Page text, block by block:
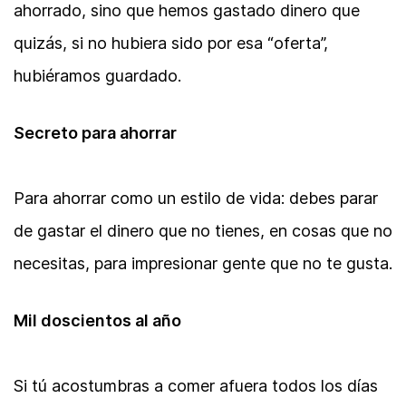
ahorrado, sino que hemos gastado dinero que
quizás, si no hubiera sido por esa “oferta”,
hubiéramos guardado.
Secreto para ahorrar
Para ahorrar como un estilo de vida: debes parar
de gastar el dinero que no tienes, en cosas que no
necesitas, para impresionar gente que no te gusta.
Mil doscientos al año
Si tú acostumbras a comer afuera todos los días